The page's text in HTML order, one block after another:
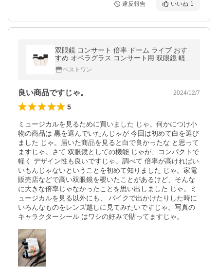
違反報告 いいね 1
双眼鏡 コンサート 倍率 ドーム ライブ おす
すめ オペラグラス コンサート用 双眼鏡 軽量
観劇 コンパクト 10倍 22口径 ((S
ベストワン
良い商品ですじゃ。 2024/12/7
5
ミュージカルを見るために買いました じゃ。何かにつけ小
物の商品は 黒を選んでいたんじゃが 今回は初めて白を選び
ました じゃ。届いた商品を見ると白で良かったな と思って
ますじゃ。さて 双眼鏡としての機能 じゃが、コンパクトで
軽く デザイン性も良いですじゃ。調べて 倍率が高ければい
いもんじゃないということを初めて知りました じゃ。家電
販売店などで高い双眼鏡を覗いたことがあるけど、そんな
に大きな倍率じゃなかったことを思い出しました じゃ。ミ
ュージカルを見る以外にも、 バイクで出かけたりした時に
いろんなものをレンズ越しに見てみたいですじゃ。写真の